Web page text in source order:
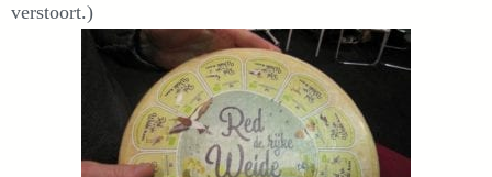
verstoort.)